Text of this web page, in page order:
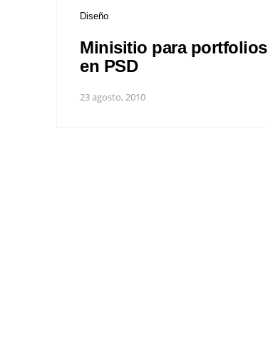
Diseño
Minisitio para portfolios
en PSD
23 agosto, 2010